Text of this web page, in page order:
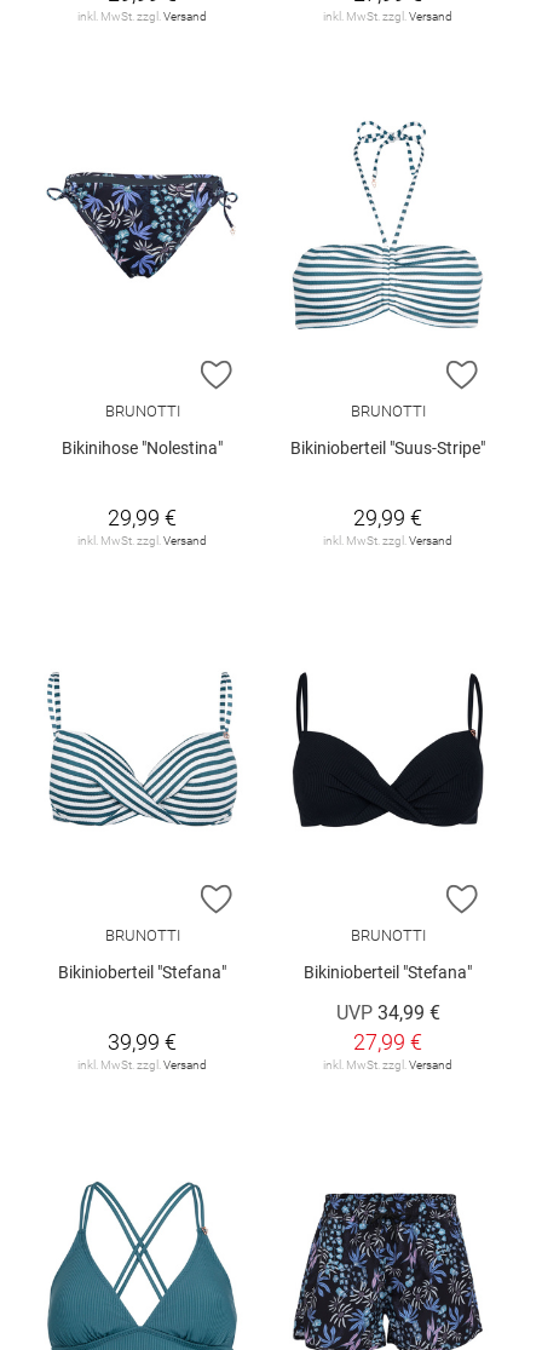
inkl. MwSt. zzgl. Versand inkl. MwSt. zzgl. Versand
ZUR WUNSCHLISTE HINZUFÜGEN
BRUNOTTI
Bikinihose "Nolestina"
29,99 €
inkl. MwSt. zzgl. Versand
ZUR
BRUNOTTI
Bikinioberteil "Suus-Stripe"
29,99 €
inkl. MwSt. zzgl. Versand
ZUR WUNSCHLISTE HINZUFÜGEN
BRUNOTTI
Bikinioberteil "Stefana"
39,99 €
inkl. MwSt. zzgl. Versand
ZUR
BRUNOTTI
Bikinioberteil "Stefana"
UVP 34,99 €
27,99 €
inkl. MwSt. zzgl. Versand